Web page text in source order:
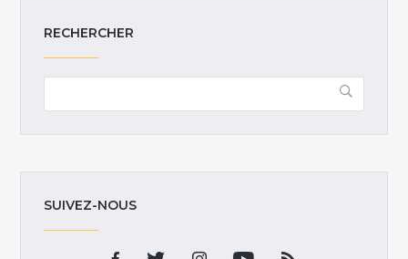
RECHERCHER
SUIVEZ-NOUS